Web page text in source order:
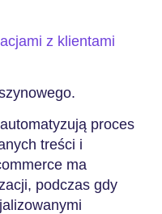
z klientami
proces
treści i
ma
podczas gdy